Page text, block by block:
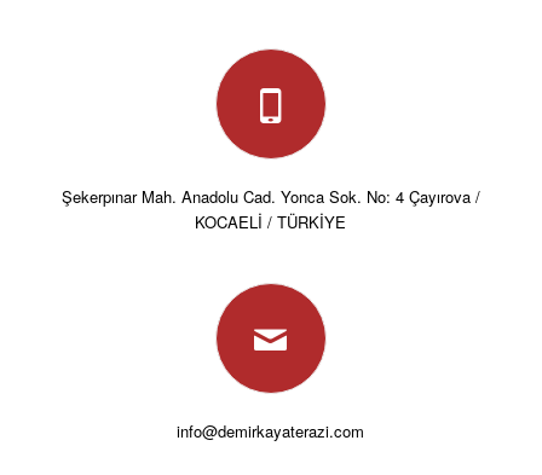
Şekerpınar Mah. Anadolu Cad. Yonca Sok. No: 4 Çayırova /
KOCAELİ / TÜRKİYE
info@demirkayaterazi.com